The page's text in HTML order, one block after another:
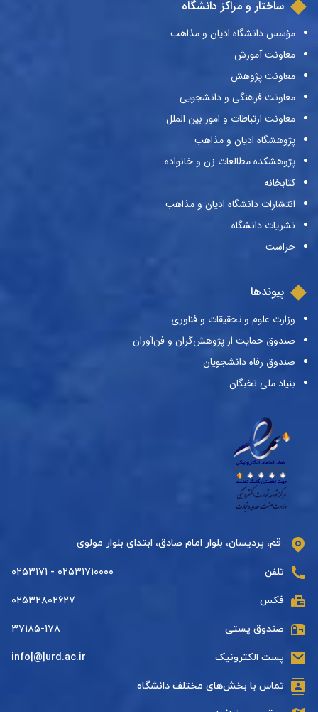
ساختار و مراکز دانشگاه
مؤسس دانشگاه ادیان و مذاهب
معاونت آموزش
معاونت پژوهش
معاونت فرهنگی و دانشجویی
معاونت ارتباطات و امور بین الملل
پژوهشگاه ادیان و مذاهب
پژوهشکده مطالعات زن و خانواده
کتابخانه
انتشارات دانشگاه ادیان و مذاهب
نشریات دانشگاه
حراست
پیوندها
وزارت علوم و تحقیقات و فناوری
صندوق حمایت از پژوهش‌گران و فن‌آوران
صندوق رفاه دانشجویان
بنیاد ملی نخبگان
قم، پردیسان، بلوار امام صادق، ابتدای بلوار مولوی
تلفن ۰۲۵۳۱۷۱۰۰۰۰ - ۰۲۵۳۱۷۱
فکس ۰۲۵۳۲۸۰۲۶۲۷
صندوق پستی ۳۷۱۸۵-۱۷۸
پست الکترونیک info[@]urd.ac.ir
تماس با بخش‌های مختلف دانشگاه